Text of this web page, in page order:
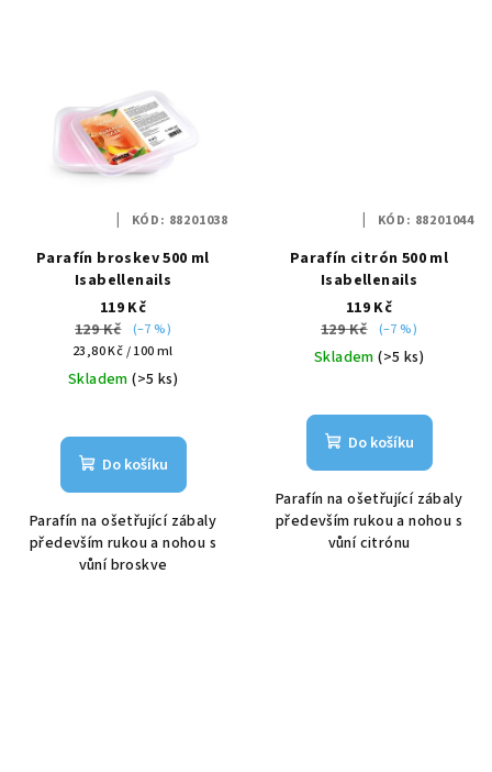
Parafín broskev 500 ml
Isabellenails
119 Kč
129 Kč
(–7 %)
Měrná
cena:
23,80 Kč / 100 ml
Skladem(>5 ks)
Do košíku
Parafín na ošetřující zábaly
především rukou a nohou s
vůní broskve
KÓD: 88201038
Parafín citrón 500 ml
Isabellenails
119 Kč
129 Kč
(–7 %)
Skladem(>5 ks)
Do košíku
Parafín na ošetřující zábaly
především rukou a nohou s
vůní citrónu
KÓD: 88201044